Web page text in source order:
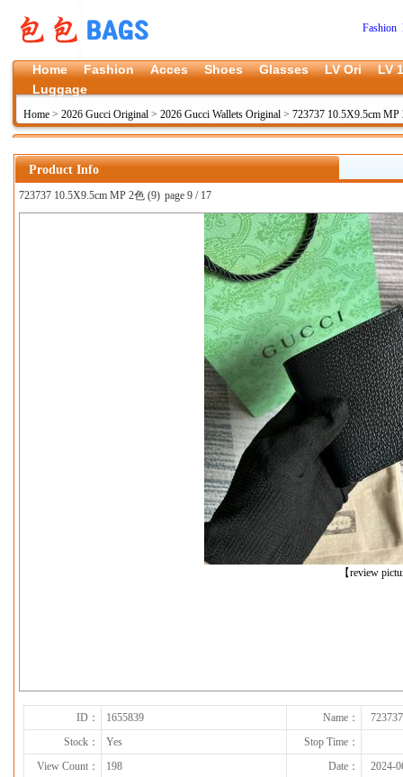
Fashion
Home Fashion Acces Shoes Glasses LV Ori
LV
Luggage
Home > 2026 Gucci Original > 2026 Gucci Wallets Original > 723737 10.5X9.5cm MP
Product Info
723737 10.5X9.5cm MP 2色 (9) page 9 / 17
【review
上一张
ID： 1655839 Name：
Stock：
Yes
Stop Time：
View Count：
198 Date：
2024-